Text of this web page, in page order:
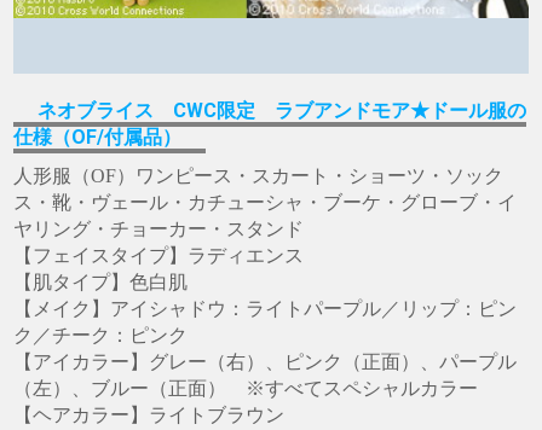
ネオブライス CWC限定 ラブアンドモア★ドール服の
仕様（OF/付属品）
人形服（OF）ワンピース・スカート・ショーツ・ソック
ス・靴・ヴェール・カチューシャ・ブーケ・グローブ・イ
ヤリング・チョーカー・スタンド
【フェイスタイプ】ラディエンス
【肌タイプ】色白肌
【メイク】アイシャドウ：ライトパープル／リップ：ピン
ク／チーク：ピンク
【アイカラー】グレー（右）、ピンク（正面）、パープル
（左）、ブルー（正面） ※すべてスペシャルカラー
【ヘアカラー】ライトブラウン